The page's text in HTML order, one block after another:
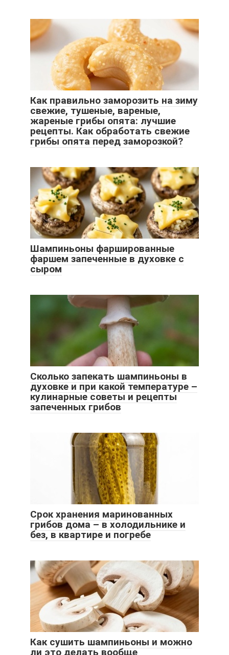
Как правильно заморозить на зиму
свежие, тушеные, вареные,
жареные грибы опята: лучшие
рецепты. Как обработать свежие
грибы опята перед заморозкой?
Шампиньоны фаршированные
фаршем запеченные в духовке с
сыром
Сколько запекать шампиньоны в
духовке и при какой температуре –
кулинарные советы и рецепты
запеченных грибов
Срок хранения маринованных
грибов дома – в холодильнике и
без, в квартире и погребе
Как сушить шампиньоны и можно
ли это делать вообще